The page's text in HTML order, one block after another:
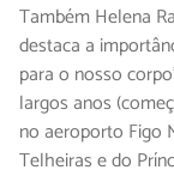
Também Helena
destaca a
para o nosso
largos anos
no aeroporto Figo
Telheiras e do